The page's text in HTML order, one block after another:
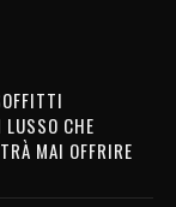
CHE
MAI OFFRIRE